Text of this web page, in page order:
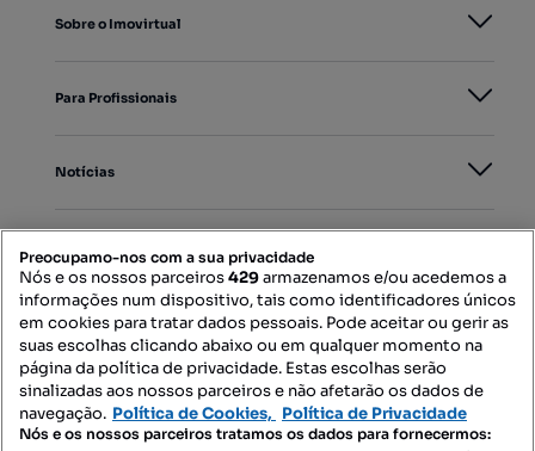
Sobre o Imovirtual
Para Profissionais
Notícias
Mapa do Site
Contacte-nos
Preocupamo-nos com a sua privacidade
Nós e os nossos parceiros429armazenamos e/ou acedemos a
informações num dispositivo, tais como identificadores únicos
em cookies para tratar dados pessoais. Pode aceitar ou gerir as
suas escolhas clicando abaixo ou em qualquer momento na
página da política de privacidade. Estas escolhas serão
sinalizadas aos nossos parceiros e não afetarão os dados de
navegação. Política de Cookies, Política de Privacidade
Nós e os nossos parceiros tratamos os dados para fornecermos: